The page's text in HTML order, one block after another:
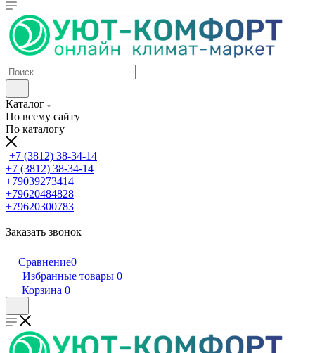
Каталог
По всему сайту
По каталогу
+7 (3812) 38-34-14
+7 (3812) 38-34-14
+79039273414
+79620484828
+79620300783
Заказать звонок
Сравнение0
Избранные товары 0
Корзина 0